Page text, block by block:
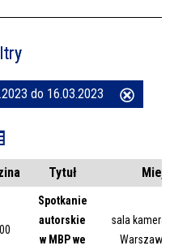
do 16.03.2023
Tytuł
Spotkanie
autorskie
w MBP we
sala